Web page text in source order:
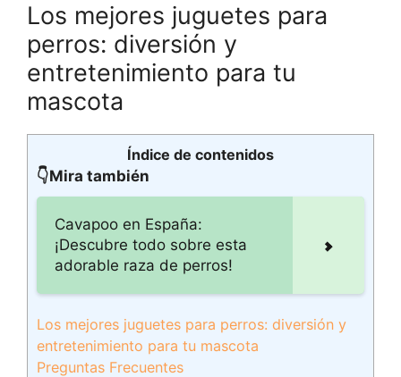
Los mejores juguetes para
perros: diversión y
entretenimiento para tu
mascota
Índice de contenidos
👇Mira también
Cavapoo en España:
¡Descubre todo sobre esta
adorable raza de perros!
Los mejores juguetes para perros: diversión y
entretenimiento para tu mascota
Preguntas Frecuentes